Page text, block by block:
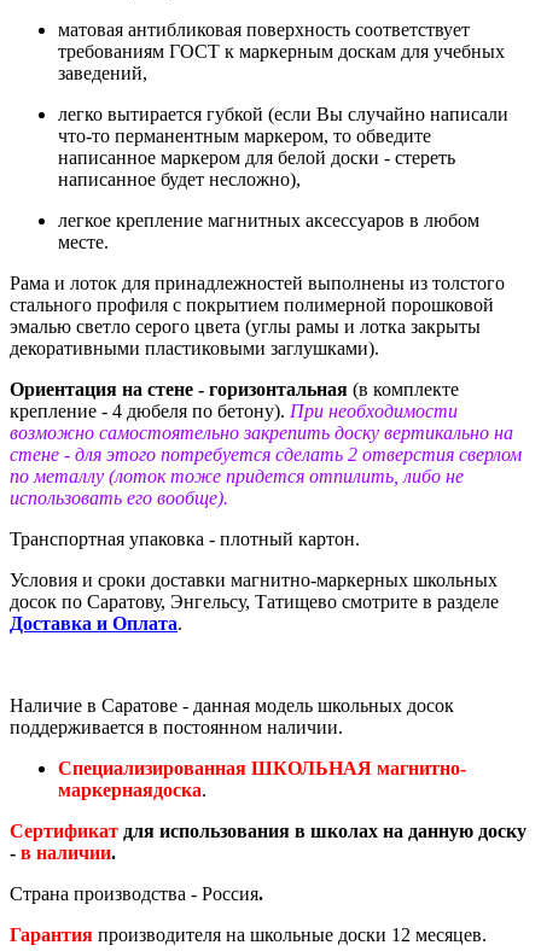
матовая антибликовая поверхность соответствует
требованиям ГОСТ к маркерным доскам для учебных
заведений,
легко вытирается губкой (если Вы случайно написали
что-то перманентным маркером, то обведите
написанное маркером для белой доски - стереть
написанное будет несложно),
легкое крепление магнитных аксессуаров в любом
месте.
Рама и лоток для принадлежностей выполнены из толстого
стального профиля с покрытием полимерной порошковой
эмалью светло серого цвета (углы рамы и лотка закрыты
декоративными пластиковыми заглушками).
Ориентация на стене - горизонтальная (в комплекте
крепление - 4 дюбеля по бетону). При необходимости
возможно самостоятельно закрепить доску вертикально на
стене - для этого потребуется сделать 2 отверстия сверлом
по металлу (лоток тоже придется отпилить, либо не
использовать его вообще).
Транспортная упаковка - плотный картон.
Условия и сроки доставки магнитно-маркерных школьных
досок по Саратову, Энгельсу, Татищево смотрите в разделе
Доставка и Оплата.
Наличие в Саратове - данная модель школьных досок
поддерживается в постоянном наличии.
Специализированная ШКОЛЬНАЯ магнитно-
маркернаядоска.
Сертификат для использования в школах на данную доску
- в наличии.
Страна производства - Россия.
Гарантия производителя на школьные доски 12 месяцев.